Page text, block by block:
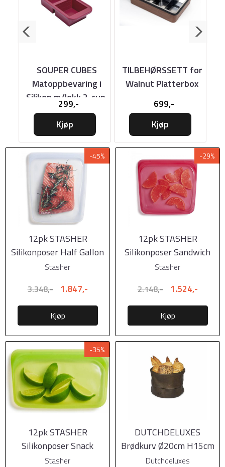
SOUPER CUBES
Matoppbevaring i
Silikon m/lokk 2-cup,
1pk, Cranber
299,-
Kjøp
TILBEHØRSSETT for
Walnut Platterbox
699,-
Kjøp
-45%
12pk STASHER
Silikonposer Half Gallon
MEGAPACK
Stasher
3.348,- 1.847,-
Kjøp
-29%
12pk STASHER
Silikonposer Sandwich
MEGAPACK
Stasher
2.148,- 1.524,-
Kjøp
-35%
12pk STASHER
Silikonposer Snack
MEGAPACK
Stasher
DUTCHDELUXES
Brødkurv Ø20cm H15cm
| Vintage Brun
Dutchdeluxes